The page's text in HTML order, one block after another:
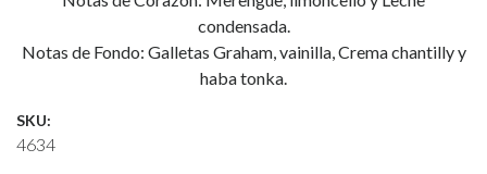
condensada.
Notas de Fondo: Galletas Graham, vainilla, Crema chantilly y
haba tonka.
SKU:
4634